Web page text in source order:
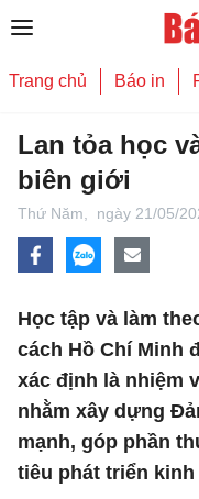
Trang chủ Báo in
Lan tỏa học
biên giới
Thứ Năm, ngày 21/05/
Học tập và làm
cách Hồ Chí Minh
xác định là nhiệm
nhằm xây dựng
mạnh, góp phần
tiêu phát triển kinh